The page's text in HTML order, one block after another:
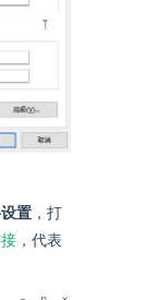
置 ，打
，代表